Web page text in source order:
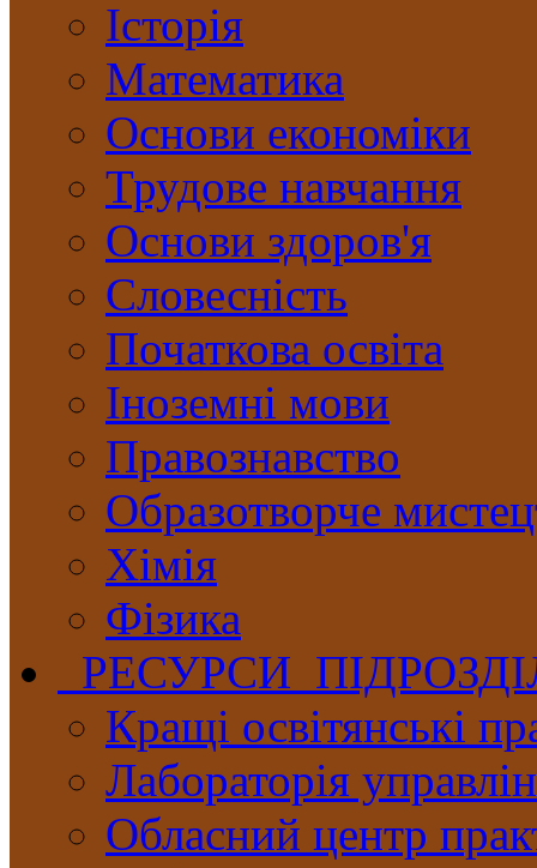
Історія
Математика
Основи економіки
Трудове навчання
Основи здоров'я
Словесність
Початкова освіта
Іноземні мови
Правознавство
Образотворче
Хімія
Фізика
РЕСУРСИ
Кращі освітянські
Лабораторія
Обласний центр